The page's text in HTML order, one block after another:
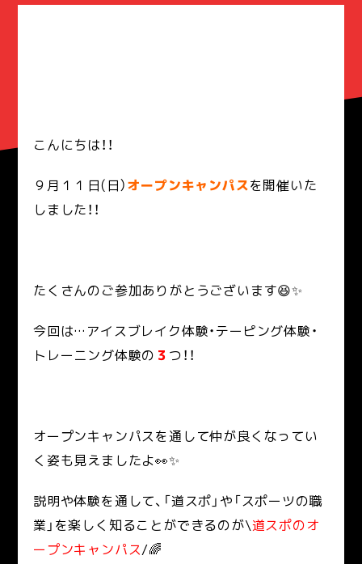
こんにちは！！
９月１１日(日）オープンキャンパスを開催いた
しました！！
たくさんのご参加ありがとうございます😆✨
今回は…アイスブレイク体験・テーピング体験・
トレーニング体験の ３ つ！！
オープンキャンパスを通して仲が良くなってい
く姿も見えましたよ👀✨
説明や体験を通して、「道スポ」や「スポーツの職
業」を楽しく知ることができるのが\道スポのオ
ープンキャンパス/🌈